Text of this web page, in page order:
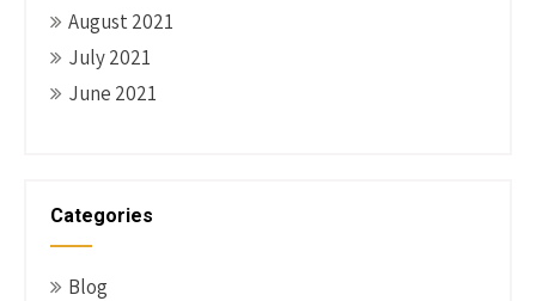
August 2021
July 2021
June 2021
Categories
Blog